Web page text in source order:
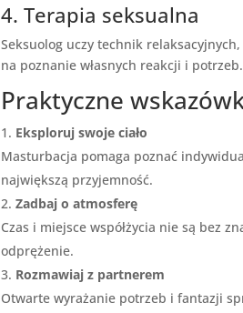
4. Terapia seksualna
Seksuolog uczy technik
na poznanie własnych reakcji i potrzeb.
Praktyczne
Eksploruj swoje ciało
Masturbacja pomaga poznać
największą przyjemność.
Zadbaj o atmosferę
Czas i miejsce współżycia nie są bez
odprężenie.
Rozmawiaj z partnerem
Otwarte wyrażanie potrzeb i fantazji